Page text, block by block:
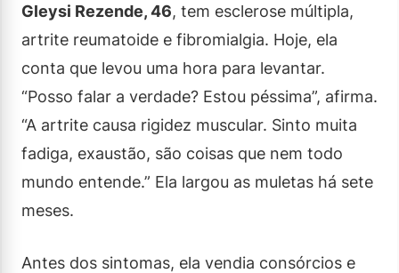
Gleysi Rezende, 46, tem esclerose múltipla,
artrite reumatoide e fibromialgia. Hoje, ela
conta que levou uma hora para levantar.
“Posso falar a verdade? Estou péssima”, afirma.
“A artrite causa rigidez muscular. Sinto muita
fadiga, exaustão, são coisas que nem todo
mundo entende.” Ela largou as muletas há sete
meses.
Antes dos sintomas, ela vendia consórcios e